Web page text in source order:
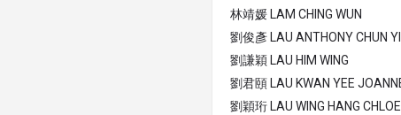
林靖媛 LAM CHING WUN
劉俊彥 LAU ANTHONY CHUN
劉謙穎 LAU HIM WING
劉君頤 LAU KWAN YEE
劉穎珩 LAU WING HANG CHLOE